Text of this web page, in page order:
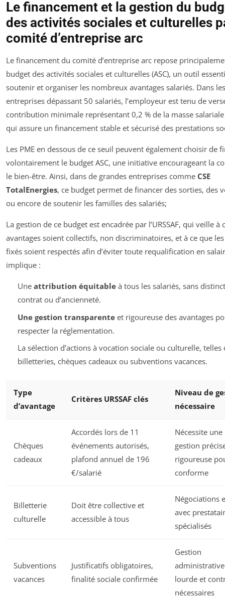
Le financement et la gestion du
des activités sociales et culturelles
comité d’entreprise arc
Le financement du comité d’entreprise arc repose
budget des activités sociales et culturelles (ASC), un outil
soutenir et organiser les nombreux avantages salariés. Dans les
entreprises dépassant 50 salariés, l’employeur est tenu de
contribution minimale représentant 0,2 % de la masse
qui assure un financement stable et sécurisé des prestations
Les PME en dessous de ce seuil peuvent également choisir de
volontairement le budget ASC, une initiative encourageant la
le bien-être. Ainsi, dans de grandes entreprises comme CSE
TotalEnergies, ce budget permet de financer des sorties, des
ou encore de soutenir les familles des salariés;
La gestion de ce budget est encadrée par l’URSSAF, qui veille à
avantages soient collectifs, non discriminatoires, et à ce que
fixés soient respectés afin d’éviter toute requalification en
implique :
Une attribution équitableà tous les salariés, sans
contrat ou d’ancienneté.
Une gestion transparenteet rigoureuse des avantages
respecter la réglementation.
La sélection d’actions à vocation sociale ou culturelle, telles
billetteries, chèques cadeaux ou subventions vacances.
Type
d’avantage
Critères URSSAF clés
Niveau de
nécessaire
Chèques
cadeaux
Accordés lors de 11
événements autorisés,
plafond annuel de 196
€/salarié
Nécessite une
gestion
rigoureuse
conforme
Billetterie
culturelle
Doit être collective et
accessible à tous
Négociations
avec
spécialisés
Subventions
vacances
Justificatifs obligatoires,
finalité sociale confirmée
Gestion
lourde et
nécessaires